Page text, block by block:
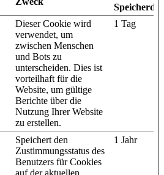
Dieser Cookie wird
verwendet, um
zwischen Menschen
und Bots zu
unterscheiden. Dies ist
vorteilhaft für die
Website, um gültige
Berichte über die
Nutzung Ihrer Website
zu erstellen.
1 Tag
Speichert den
Zustimmungsstatus des
Benutzers für Cookies
1 Jahr